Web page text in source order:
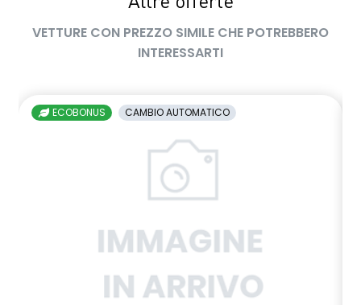
VETTURE CON PREZZO SIMILE CHE POTREBBERO
INTERESSARTI
ECOBONUS CAMBIO AUTOMATICO